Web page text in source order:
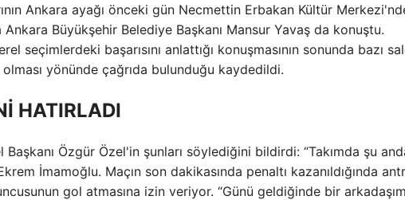
Ankara ayağı önceki gün Necmettin Erbakan Kültür
Büyükşehir Belediye Başkanı Mansur Yavaş da konuştu.
seçimlerdeki başarısını anlattığı konuşmasının sonunda bazı
yönünde çağrıda bulunduğu kaydedildi.
HATIRLADI
Özgür Özel'in şunları söylediğini bildirdi: “Takımda şu
İmamoğlu. Maçın son dakikasında penaltı kazanıldığında
gol atmasına izin veriyor. “Günü geldiğinde bir